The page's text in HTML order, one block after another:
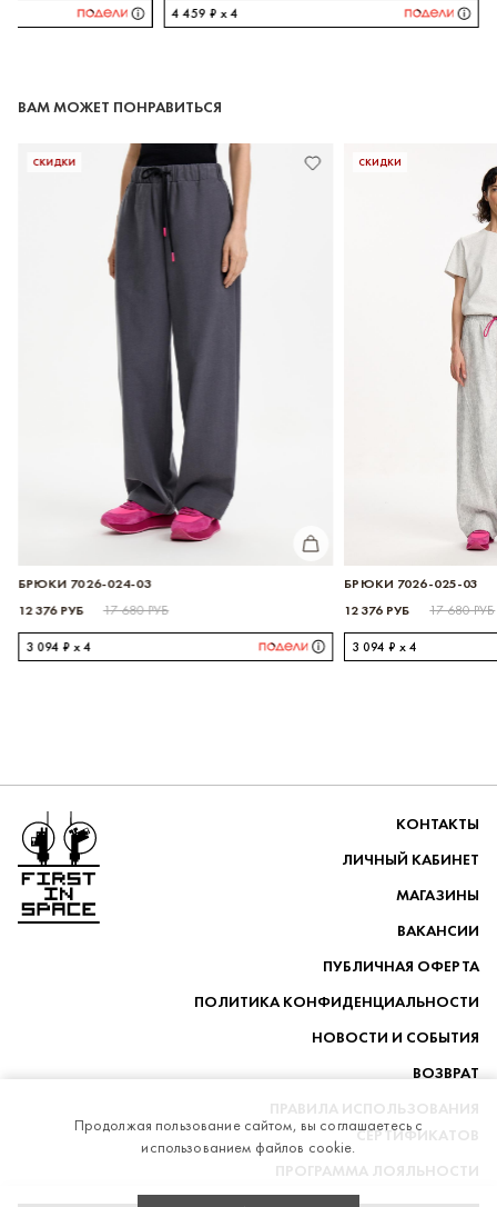
3 003 ₽ x 4 4 459 ₽ x 4
ВАМ МОЖЕТ ПОНРАВИТЬСЯ
КУПИТЬ
СКИДКИ
БРЮКИ 7026-024-03
12 376 РУБ
17 680 РУБ
3 094 ₽ x 4
СКИДКИ
БРЮКИ 7026-025-03
12 376 РУБ
17 680 РУБ
3 094 ₽ x 4
Перейти на главную
КОНТАКТЫ
ЛИЧНЫЙ КАБИНЕТ
МАГАЗИНЫ
ВАКАНСИИ
ПУБЛИЧНАЯ ОФЕРТА
ПОЛИТИКА КОНФИДЕНЦИАЛЬНОСТИ
НОВОСТИ И СОБЫТИЯ
ВОЗВРАТ
ПРАВИЛА ИСПОЛЬЗОВАНИЯ
СЕРТИФИКАТОВ
ПРОГРАММА ЛОЯЛЬНОСТИ
Продолжая пользование сайтом, вы соглашаетесь с
использованием файлов cookie.